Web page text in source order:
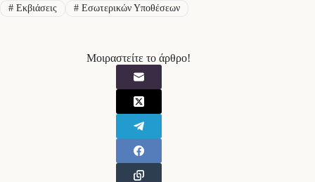
#Εκβιάσεις #Εσωτερικών Υποθέσεων
Μοιραστείτε το άρθρο!